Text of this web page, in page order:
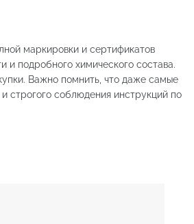
маркировки и сертификатов
и подробного химического состава.
Важно помнить, что даже самые
строгого соблюдения инструкций по